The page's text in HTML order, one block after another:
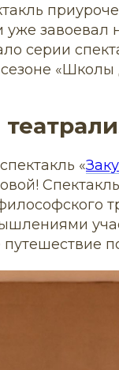
уже завоевал
серии
«Школы
«
путешествие